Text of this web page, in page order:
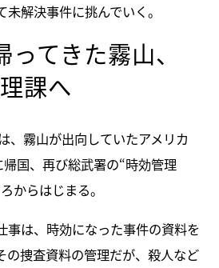
解決事件に挑んでいく。
てきた霧山、
課へ
、霧山が出向していたアメリカ
国、再び総武署の“時効管理
からはじまる。
事は、時効になった事件の資料を
の捜査資料の管理だが、殺人など